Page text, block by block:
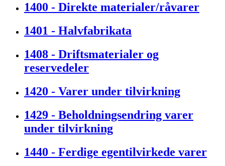
1400 - Direkte materialer/råvarer
1401 - Halvfabrikata
1408 - Driftsmaterialer og
reservedeler
1420 - Varer under tilvirkning
1429 - Beholdningsendring varer
under tilvirkning
1440 - Ferdige egentilvirkede varer